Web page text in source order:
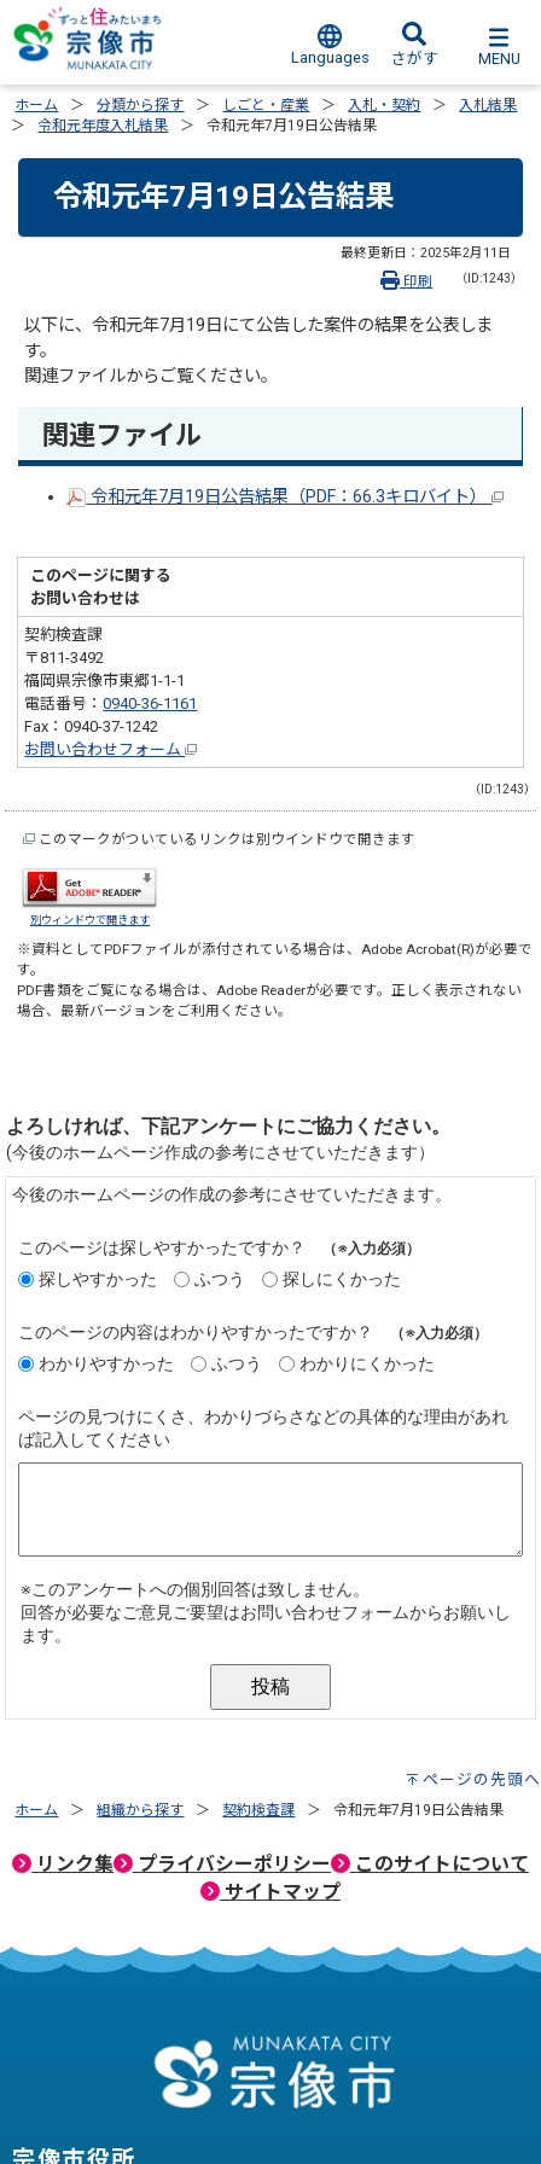
Languages さがす MENU
ホーム 分類から探す しごと・産業 入札・契約
入札結果
令和元年度入札結果
令和元年7月19日公告結果
令和元年7月19日公告結果
最終更新日： 2025年2月11日
（ID:1243）
印刷
以下に、令和元年7月19日にて公告した案件の結果を公表しま
す。
関連ファイルからご覧ください。
関連ファイル
令和元年7月19日公告結果（PDF：66.3キロバイト）
このページに関する
お問い合わせは
契約検査課
〒811-3492
福岡県宗像市東郷1-1-1
電話番号：0940-36-1161
Fax：0940-37-1242
お問い合わせフォーム
（ID:1243）
このマークがついているリンクは別ウインドウで開きます
別ウィンドウで開きます
※資料としてPDFファイルが添付されている場合は、Adobe Acrobat(R)が必要で
す。
PDF書類をご覧になる場合は、Adobe Readerが必要です。正しく表示されない
場合、最新バージョンをご利用ください。
ページの先頭へ
ホーム 組織から探す 契約検査課 令和元年7月19日公告結果
リンク集 プライバシーポリシー
このサイトについて
サイトマップ